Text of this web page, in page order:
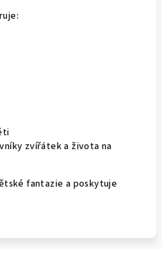
zvířátek a života na
fantazie a poskytuje